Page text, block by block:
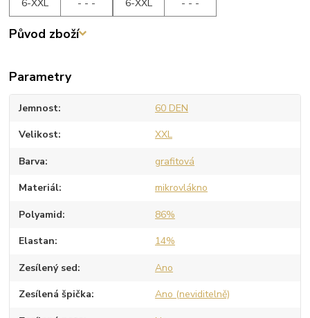
6-XXL
- - -
6-XXL
- - -
Původ zboží
Parametry
Jemnost 60 DEN
Velikost XXL
Barva grafitová
Materiál mikrovlákno
Polyamid 86%
Elastan 14%
Zesílený sed Ano
Zesílená špička Ano (neviditelně)